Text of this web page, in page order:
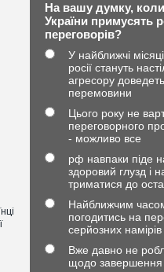
На вашу думку, коли
України примусять
переговорів?
У найближчі
росії стануть
агресору
перемовини
Цього року не
переговорного
- можливо все
рф навпаки піде
здоровий глузд і
триматися до
Найближчим
погодитись на
серйозних
Вже давно не
щодо завершення